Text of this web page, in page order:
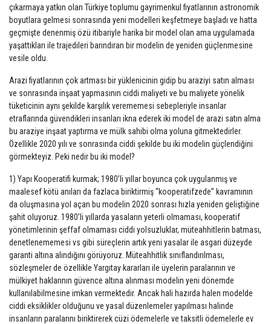
çıkarmaya yatkın olan Türkiye toplumu gayrimenkul fiyatlarının astronomik
boyutlara gelmesi sonrasında yeni modelleri keşfetmeye başladı ve hatta
geçmişte denenmiş özü itibariyle harika bir model olan ama uygulamada
yaşattıkları ile trajedileri barındıran bir modelin de yeniden güçlenmesine
vesile oldu.
Arazi fiyatlarının çok artması bir yüklenicinin gidip bu araziyi satın alması
ve sonrasında inşaat yapmasının ciddi maliyeti ve bu maliyete yönelik
tüketicinin aynı şekilde karşılık verememesi sebepleriyle insanlar
etraflarında güvendikleri insanları ikna ederek iki model de arazi satın alma
bu araziye inşaat yaptırma ve mülk sahibi olma yoluna gitmektedirler.
Özellikle 2020 yılı ve sonrasında ciddi şekilde bu iki modelin güçlendiğini
görmekteyiz. Peki nedir bu iki model?
1) Yapı Kooperatifi kurmak; 1980’li yıllar boyunca çok uygulanmış ve
maalesef kötü anıları da fazlaca biriktirmiş “kooperatifzede” kavramının
da oluşmasına yol açan bu modelin 2020 sonrası hızla yeniden geliştiğine
şahit oluyoruz. 1980’li yıllarda yasaların yeterli olmaması, kooperatif
yönetimlerinin şeffaf olmaması ciddi yolsuzluklar, müteahhitlerin batması,
denetlenememesi vs gibi süreçlerin artık yeni yasalar ile asgari düzeyde
garanti altına alındığını görüyoruz. Müteahhitlik sınıflandırılması,
sözleşmeler de özellikle Yargıtay kararları ile üyelerin paralarının ve
mülkiyet haklarının güvence altına alınması modelin yeni dönemde
kullanılabilmesine imkan vermektedir. Ancak hali hazırda halen modelde
ciddi eksiklikler olduğunu ve yasal düzenlemeler yapılması halinde
insanların paralarını biriktirerek cüzi ödemelerle ve taksitli ödemelerle ev